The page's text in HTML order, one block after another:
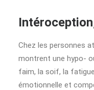
Chez les personnes
montrent une hypo-
faim, la soif, la
émotionnelle et